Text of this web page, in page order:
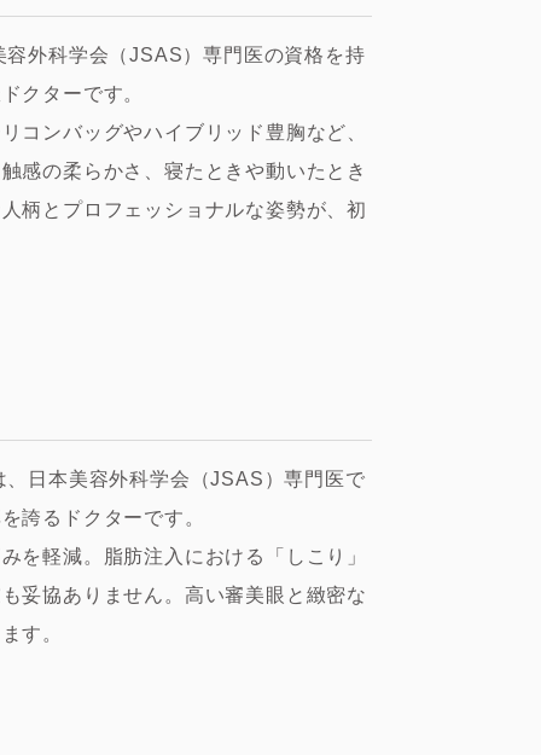
外科学会（JSAS）専門医の資格を持
クターです。
コンバッグやハイブリッド豊胸など、
感の柔らかさ、寝たときや動いたとき
柄とプロフェッショナルな姿勢が、初
日本美容外科学会（JSAS）専門医で
誇るドクターです。
を軽減。脂肪注入における「しこり」
妥協ありません。高い審美眼と緻密な
す。